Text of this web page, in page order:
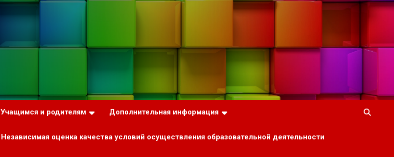
Учащимся и родителям Дополнительная информация
Независимая оценка качества условий осуществления образовательной деятельности